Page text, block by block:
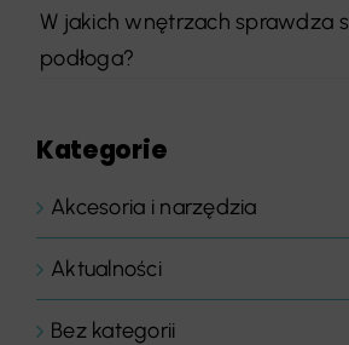
W jakich wnętrzach sprawdza
podłoga?
Kategorie
Akcesoria i narzędzia
Aktualności
Bez kategorii